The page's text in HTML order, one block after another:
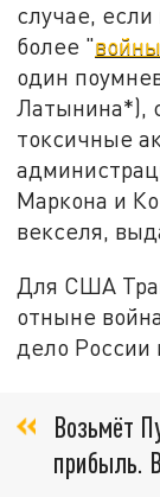
случае,
более "
один
Латынина*),
токсичные
Маркона и
векселя,
Для США
отныне
дело России
Возьмёт
прибыль.